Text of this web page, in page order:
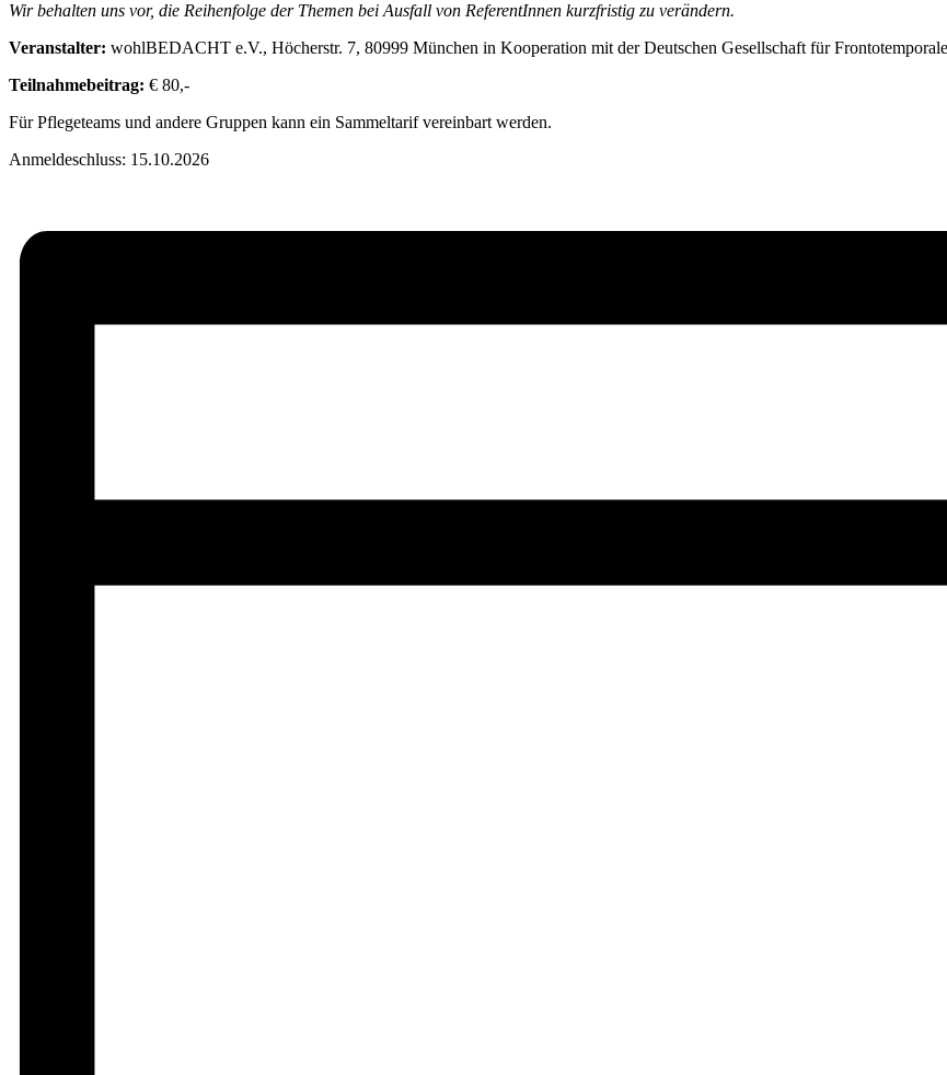
Wir behalten uns vor, die Reihenfolge der Themen bei Ausfall von ReferentInnen kurzfristig zu verändern.
Veranstalter: wohlBEDACHT e.V., Höcherstr. 7, 80999 München in Kooperation mit der Deutschen Gesellschaft für
Teilnahmebeitrag: € 80,-
Für Pflegeteams und andere Gruppen kann ein Sammeltarif vereinbart werden.
Anmeldeschluss: 15.10.2026